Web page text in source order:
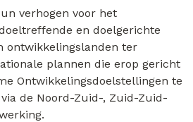
verhogen voor het
en doelgerichte
ontwikkelingslanden ter
plannen die erop gericht
Ontwikkelingsdoelstellingen te
de Noord-Zuid-, Zuid-Zuid-